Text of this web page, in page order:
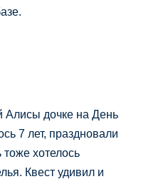
Алисы дочке на День
7 лет, праздновали
хотелось
Квест удивил и